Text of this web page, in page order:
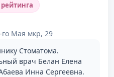
го Мая мкр, 29
Стоматома.
врач Белан Елена
Инна Сергеевна.